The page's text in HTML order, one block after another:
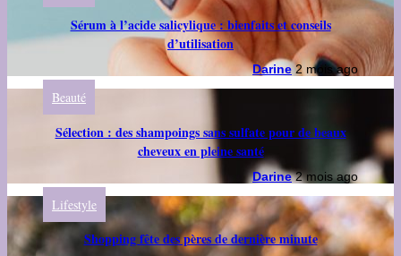
Sérum à l’acide salicylique : bienfaits et conseils
d’utilisation
Darine 2 mois ago
Beauté
Sélection : des shampoings sans sulfate pour de beaux
cheveux en pleine santé
Darine 2 mois ago
Lifestyle
Shopping fête des pères de dernière minute